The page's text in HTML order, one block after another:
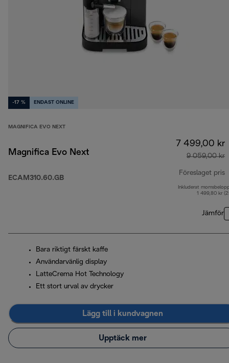
-17 % ENDAST ONLINE
MAGNIFICA EVO NEXT
Magnifica Evo Next
ECAM310.60.GB
7 499,00 kr
9 059,00 kr
Föreslaget pris
Inkluderat
1 499,80 kr
Jämför
Bara riktigt färskt kaffe
Användarvänlig display
LatteCrema Hot Technology
Ett stort urval av drycker
Lägg till i kundvagnen
Upptäck mer